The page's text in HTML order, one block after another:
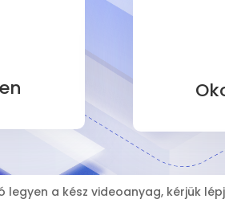
a kész videoanyag, kérjük